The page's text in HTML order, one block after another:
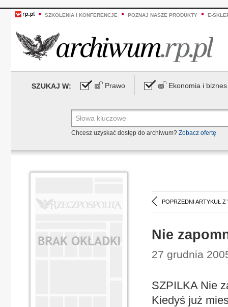
SZKOLENIA I KONFERENCJE POZNAJ NASZE PRODUKTY E-
SZUKAJ W: Prawo Ekonomia i biznes
Chcesz uzyskać dostęp do archiwum? Zobacz ofertę
POPRZEDNI ARTYKUŁ Z
Nie
27 grudnia
SZPILKA Nie
Kiedyś już